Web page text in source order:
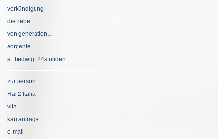
verkündigung
die liebe...
von generation...
sorgente
st. hedwig_24stunden
zur person
Rai 2 Italia
vita
kaufanfrage
e-mail